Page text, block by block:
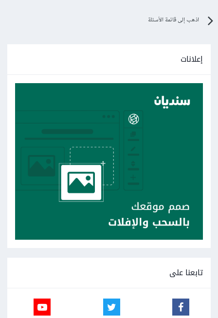
اذهب إلى قائمة الأسئلة
إعلانات
تابعنا على